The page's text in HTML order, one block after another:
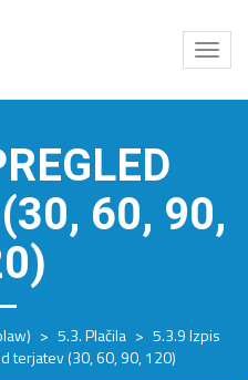
Odpri
meni
60, 90,
> 5.3. Plačila > 5.3.9 Izpis
terjatev (30, 60, 90, 120)